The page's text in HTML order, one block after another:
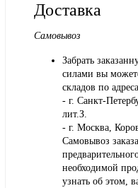
Доставка
Самовывоз
Забрать
силами вы
складов по
- г. Санкт-
лит.З.
- г. Москва,
Самовывоз
необходимой
узнать об этом,